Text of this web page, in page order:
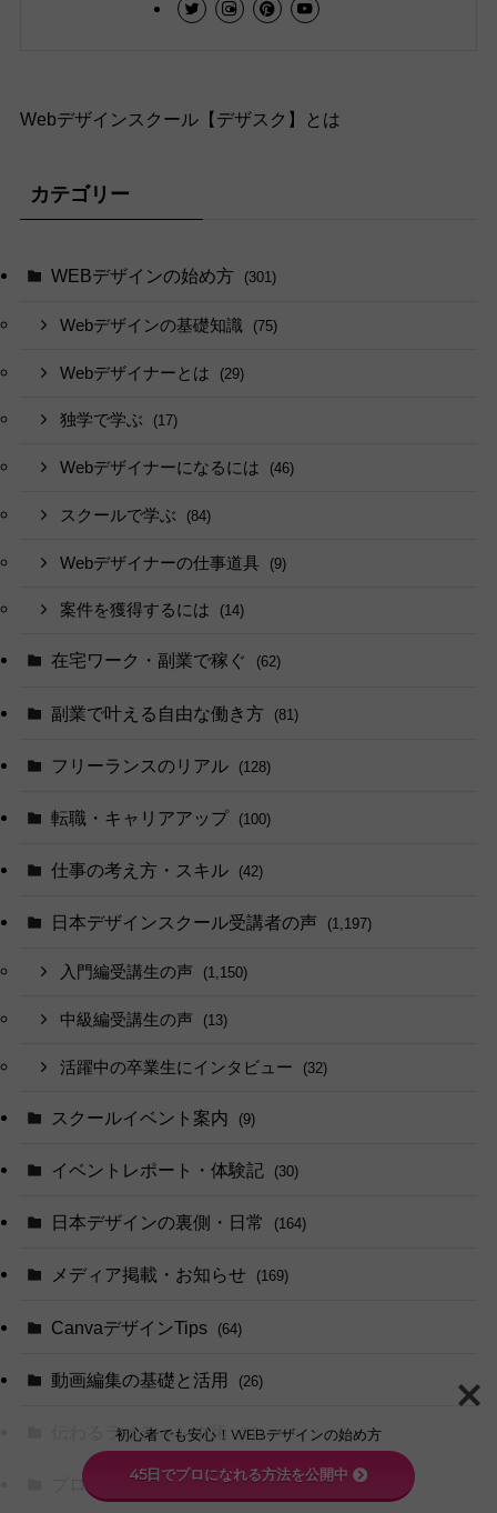
Webデザインスクール【デザスク】とは
カテゴリー
WEBデザインの始め方 (301)
Webデザインの基礎知識 (75)
Webデザイナーとは (29)
独学で学ぶ (17)
Webデザイナーになるには (46)
スクールで学ぶ (84)
Webデザイナーの仕事道具 (9)
案件を獲得するには (14)
在宅ワーク・副業で稼ぐ (62)
副業で叶える自由な働き方 (81)
フリーランスのリアル (128)
転職・キャリアアップ (100)
仕事の考え方・スキル (42)
日本デザインスクール受講者の声 (1,197)
入門編受講生の声 (1,150)
中級編受講生の声 (13)
活躍中の卒業生にインタビュー (32)
スクールイベント案内 (9)
イベントレポート・体験記 (30)
日本デザインの裏側・日常 (164)
メディア掲載・お知らせ (169)
CanvaデザインTips (64)
動画編集の基礎と活用 (26)
伝わるライティング術 (87)
プログラミング (63)
初心者でも安心！WEBデザインの始め方
45日でプロになれる方法を公開中